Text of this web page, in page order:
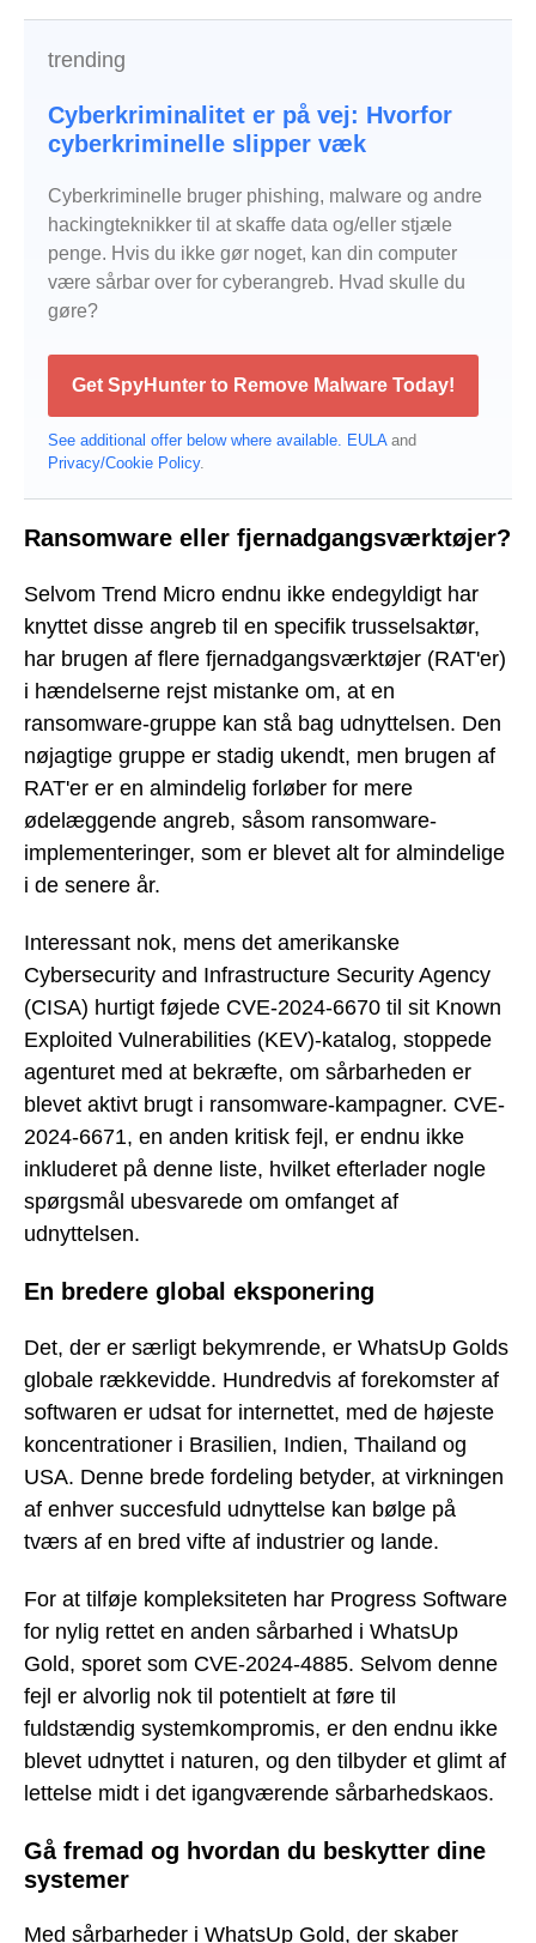
trending
Cyberkriminalitet er på vej: Hvorfor
cyberkriminelle slipper væk
Cyberkriminelle bruger phishing, malware og andre
hackingteknikker til at skaffe data og/eller stjæle
penge. Hvis du ikke gør noget, kan din computer
være sårbar over for cyberangreb. Hvad skulle du
gøre?
Get SpyHunter to Remove Malware Today!
See additional offer below where available. EULAand
Privacy/Cookie Policy.
Ransomware eller fjernadgangsværktøjer?
Selvom Trend Micro endnu ikke endegyldigt har
knyttet disse angreb til en specifik trusselsaktør,
har brugen af flere fjernadgangsværktøjer (RAT'er)
i hændelserne rejst mistanke om, at en
ransomware-gruppe kan stå bag udnyttelsen. Den
nøjagtige gruppe er stadig ukendt, men brugen af
RAT'er er en almindelig forløber for mere
ødelæggende angreb, såsom ransomware-
implementeringer, som er blevet alt for almindelige
i de senere år.
Interessant nok, mens det amerikanske
Cybersecurity and Infrastructure Security Agency
(CISA) hurtigt føjede CVE-2024-6670 til sit Known
Exploited Vulnerabilities (KEV)-katalog, stoppede
agenturet med at bekræfte, om sårbarheden er
blevet aktivt brugt i ransomware-kampagner. CVE-
2024-6671, en anden kritisk fejl, er endnu ikke
inkluderet på denne liste, hvilket efterlader nogle
spørgsmål ubesvarede om omfanget af
udnyttelsen.
En bredere global eksponering
Det, der er særligt bekymrende, er WhatsUp Golds
globale rækkevidde. Hundredvis af forekomster af
softwaren er udsat for internettet, med de højeste
koncentrationer i Brasilien, Indien, Thailand og
USA. Denne brede fordeling betyder, at virkningen
af enhver succesfuld udnyttelse kan bølge på
tværs af en bred vifte af industrier og lande.
For at tilføje kompleksiteten har Progress Software
for nylig rettet en anden sårbarhed i WhatsUp
Gold, sporet som CVE-2024-4885. Selvom denne
fejl er alvorlig nok til potentielt at føre til
fuldstændig systemkompromis, er den endnu ikke
blevet udnyttet i naturen, og den tilbyder et glimt af
lettelse midt i det igangværende sårbarhedskaos.
Gå fremad og hvordan du beskytter dine
systemer
Med sårbarheder i WhatsUp Gold, der skaber